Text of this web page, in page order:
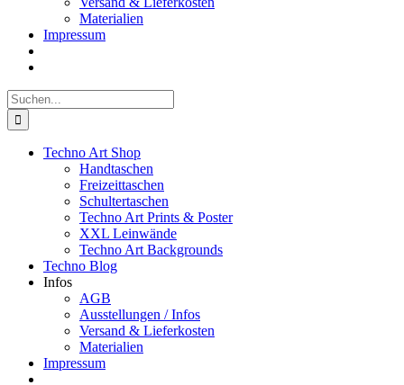
Materialien
Impressum
Suche
nach:
Techno Art Shop
Handtaschen
Freizeittaschen
Schultertaschen
Techno Art Prints & Poster
XXL Leinwände
Techno Art Backgrounds
Techno Blog
Infos
AGB
Ausstellungen / Infos
Versand & Lieferkosten
Materialien
Impressum